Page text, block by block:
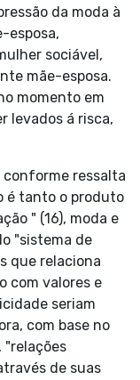
da moda à
esposa,
sociável,
mãe-esposa.
momento em
levados á risca,
conforme ressalta
é tanto o produto
" (16), moda e
"sistema de
que relaciona
com valores e
seriam
com base no
"relações
de suas